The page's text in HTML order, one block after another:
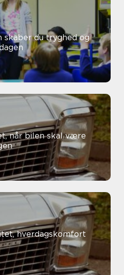
når bilen skal være
hverdagskomfort